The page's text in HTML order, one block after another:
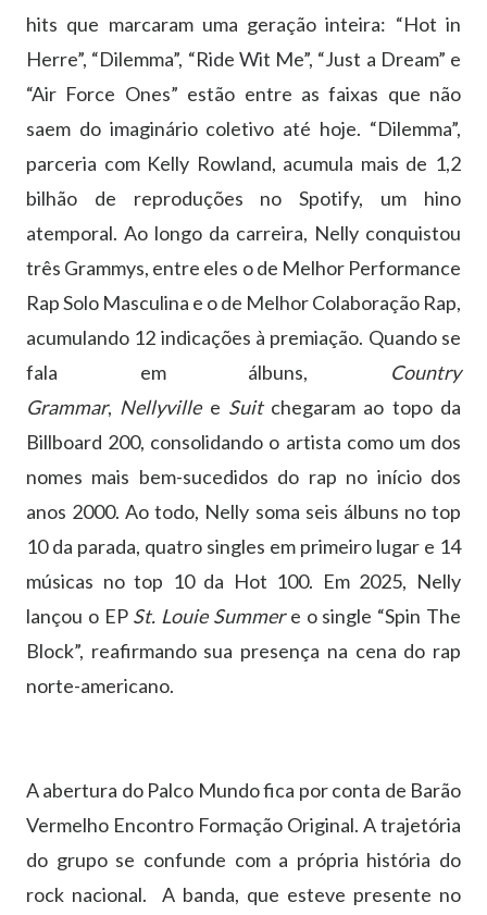
hits que marcaram uma geração inteira: “Hot in
Herre”, “Dilemma”, “Ride Wit Me”, “Just a Dream” e
“Air Force Ones” estão entre as faixas que não
saem do imaginário coletivo até hoje. “Dilemma”,
parceria com Kelly Rowland, acumula mais de 1,2
bilhão de reproduções no Spotify, um hino
atemporal. Ao longo da carreira, Nelly conquistou
três Grammys, entre eles o de Melhor Performance
Rap Solo Masculina e o de Melhor Colaboração Rap,
acumulando 12 indicações à premiação. Quando se
fala em álbuns,
Country
Grammar, Nellyville e Suit chegaram ao topo da
Billboard 200, consolidando o artista como um dos
nomes mais bem-sucedidos do rap no início dos
anos 2000. Ao todo, Nelly soma seis álbuns no top
10 da parada, quatro singles em primeiro lugar e 14
músicas no top 10 da Hot 100. Em 2025, Nelly
lançou o EP St. Louie Summer e o single “Spin The
Block”, reafirmando sua presença na cena do rap
norte-americano.
A abertura do Palco Mundo fica por conta de Barão
Vermelho Encontro Formação Original. A trajetória
do grupo se confunde com a própria história do
rock nacional. A banda, que esteve presente no